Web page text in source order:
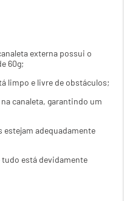
externa possui o
60g;
limpo e livre de obstáculos;
canaleta, garantindo um
estejam adequadamente
tudo está devidamente